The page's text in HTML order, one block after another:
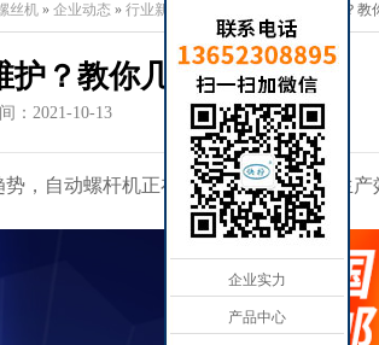
丝机 » 企业动态 » 行业新闻 自动螺丝机怎么维护？教
护？教你几招!
：2021-10-13
，自动螺杆机正在取代手动机，提供生产
企业实力
产品中心